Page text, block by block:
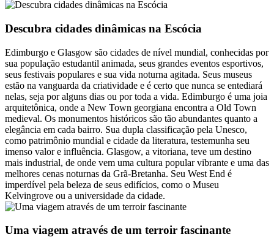
Descubra cidades dinâmicas na Escócia
Edimburgo e Glasgow são cidades de nível mundial, conhecidas por
sua população estudantil animada, seus grandes eventos esportivos,
seus festivais populares e sua vida noturna agitada. Seus museus
estão na vanguarda da criatividade e é certo que nunca se entediará
nelas, seja por alguns dias ou por toda a vida. Edimburgo é uma joia
arquitetônica, onde a New Town georgiana encontra a Old Town
medieval. Os monumentos históricos são tão abundantes quanto a
elegância em cada bairro. Sua dupla classificação pela Unesco,
como patrimônio mundial e cidade da literatura, testemunha seu
imenso valor e influência. Glasgow, a vitoriana, teve um destino
mais industrial, de onde vem uma cultura popular vibrante e uma das
melhores cenas noturnas da Grã-Bretanha. Seu West End é
imperdível pela beleza de seus edifícios, como o Museu
Kelvingrove ou a universidade da cidade.
Uma viagem através de um terroir fascinante